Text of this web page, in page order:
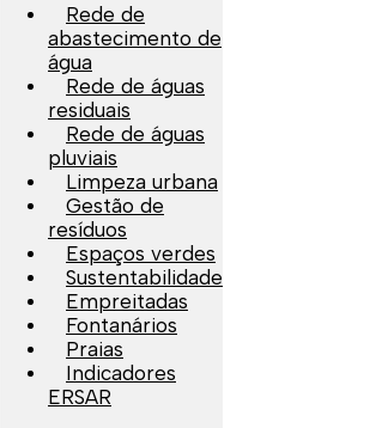
Rede de
abastecimento de
água
Rede de águas
residuais
Rede de águas
pluviais
Limpeza urbana
Gestão de
resíduos
Espaços verdes
Sustentabilidade
Empreitadas
Fontanários
Praias
Indicadores
ERSAR